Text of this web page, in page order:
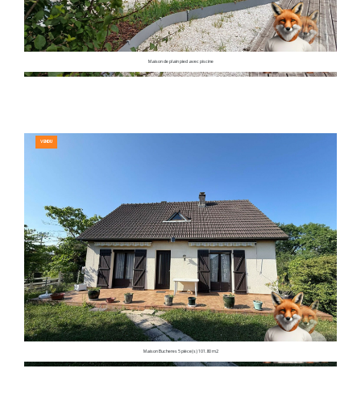
Maison de plain pied avec piscine
VENDU
Maison Bucheres 5 pièce(s) 101.80 m2